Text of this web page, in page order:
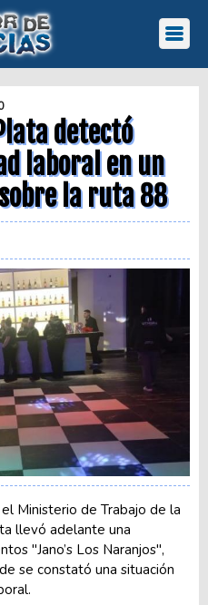
detectó
laboral en un
la ruta 88
Ministerio de Trabajo de la
llevó adelante una
"Jano’s Los Naranjos",
se constató una situación